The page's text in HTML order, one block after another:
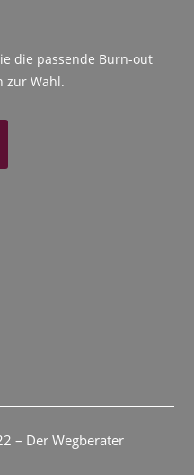
die passende Burn-out
zur Wahl.
– Der Wegberater